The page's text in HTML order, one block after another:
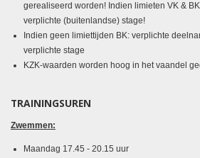
gerealiseerd worden! Indien limieten VK &
verplichte (buitenlandse) stage!
Indien geen limiettijden BK: verplichte
verplichte stage
KZK-waarden worden hoog in het vaandel
TRAININGSUREN
Zwemmen:
Maandag 17.45 - 20.15 uur